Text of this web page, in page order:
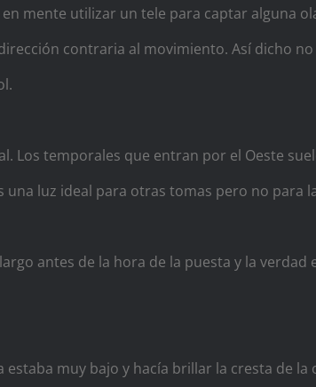
mente utilizar un tele para captar alguna
contraria al movimiento. Así dicho
Los temporales que entran por el Oeste
una luz ideal para otras tomas pero no para
antes de la hora de la puesta y la verdad
estaba muy bajo y hacía brillar la cresta de